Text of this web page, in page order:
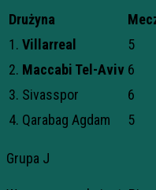
Drużyna
1. Villarreal 5
2. Maccabi Tel-Aviv 6
3. Sivasspor
6
4. Qarabag Agdam
5
Grupa J